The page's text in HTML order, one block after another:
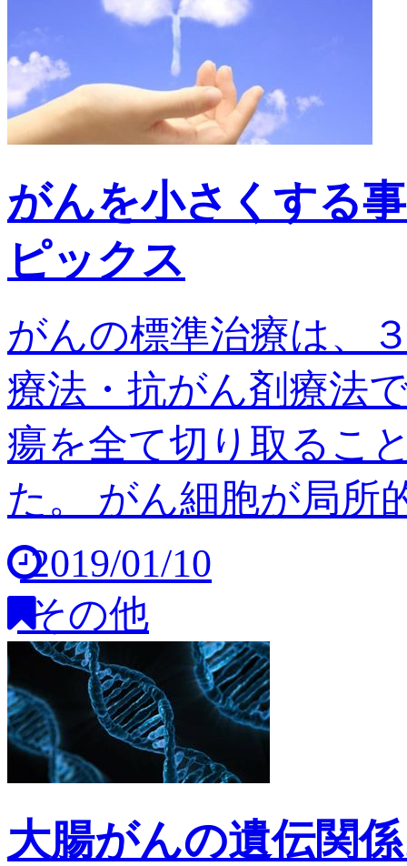
がんを小さくする
ピックス
がんの標準治療は、
療法・抗がん剤療法
瘍を全て切り取るこ
た。 がん細胞が局所
2019/01/10
その他
大腸がんの遺伝関